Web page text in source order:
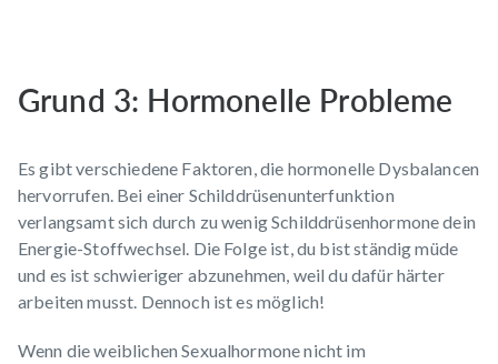
Grund 3: Hormonelle Probleme
Es gibt verschiedene Faktoren, die hormonelle Dysbalancen
hervorrufen. Bei einer Schilddrüsenunterfunktion
verlangsamt sich durch zu wenig Schilddrüsenhormone dein
Energie-Stoffwechsel. Die Folge ist, du bist ständig müde
und es ist schwieriger abzunehmen, weil du dafür härter
arbeiten musst. Dennoch ist es möglich!
Wenn die weiblichen Sexualhormone nicht im